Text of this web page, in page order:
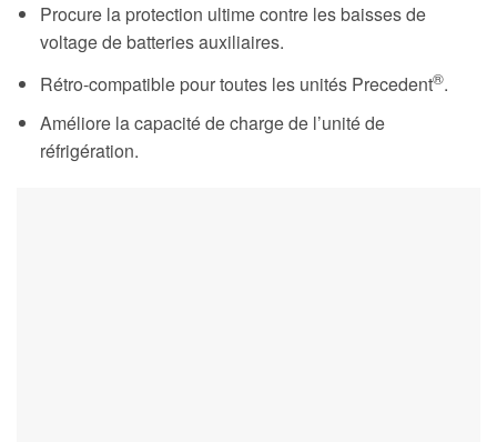
Procure la protection ultime contre les baisses de
voltage de batteries auxiliaires.
Rétro-compatible pour toutes les unités Precedent®.
Améliore la capacité de charge de l’unité de
réfrigération.